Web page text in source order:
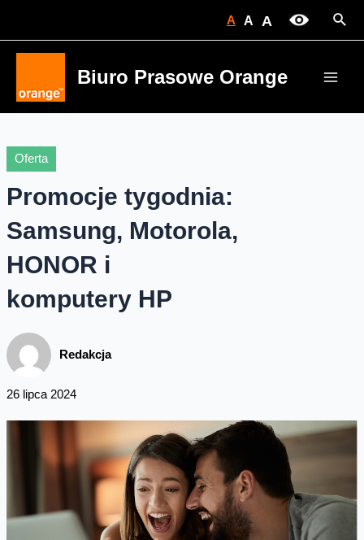
A A A
Biuro Prasowe Orange
Oferta
Promocje tygodnia:
Samsung, Motorola,
HONOR i
komputery HP
Redakcja
26 lipca 2024